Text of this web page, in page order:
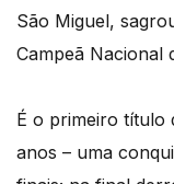
São Miguel,
Campeã Nacional
É o primeiro título
anos – uma